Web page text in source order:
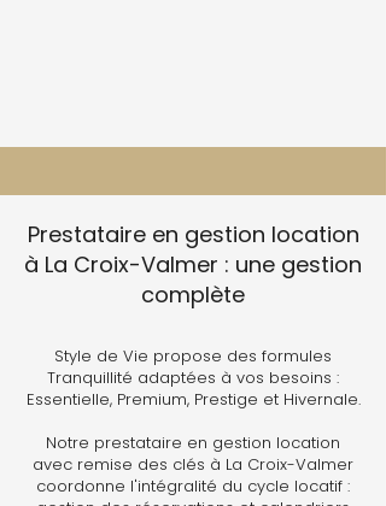
Prestataire en gestion location
à La Croix-Valmer : une gestion
complète
Style de Vie propose des formules
Tranquillité adaptées à vos besoins :
Essentielle, Premium, Prestige et Hivernale.
Notre prestataire en gestion location
avec remise des clés à La Croix-Valmer
coordonne l'intégralité du cycle locatif :